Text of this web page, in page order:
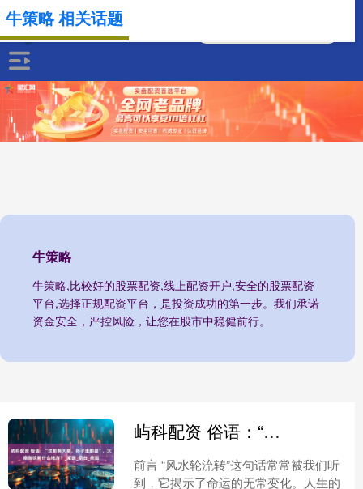
牛策略
牛策略,比较好的股票配资,线上配资开户,安全的股票配资
平台,选择正规配资平台，是投资成功的第一步。我们承诺
资金安全，严控风险，让您在股市中稳健前行。
牛策略 相关话题
屿科配资 俗语：“坟前有大扇，孙子坐都县”，大扇指坟前什么地方？_家族_祭台_命运
前言 “风水轮流转”这句话常常被我们听
到，它揭示了命运的无常变化。人生的